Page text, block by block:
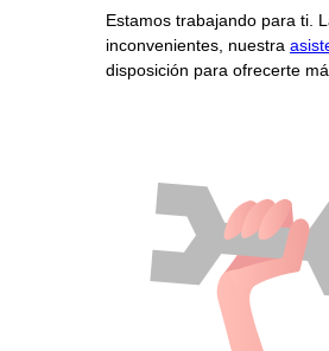
Estamos trabajando para ti.
inconvenientes, nuestra
disposición para ofrecerte